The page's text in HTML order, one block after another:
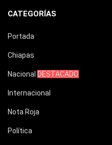
CATEGORÍAS
Portada
Chiapas
Nacional DESTACADO
Internacional
Nota Roja
Política